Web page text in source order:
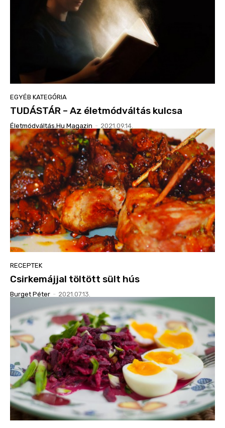
EGYÉB KATEGÓRIA
TUDÁSTÁR – Az életmódváltás kulcsa
Életmódváltás.hu Magazin - 2021.09.14.
RECEPTEK
Csirkemájjal töltött sült hús
Burget Péter - 2021.07.13.